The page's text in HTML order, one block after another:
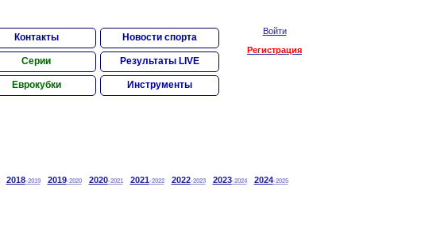
Контакты Новости спорта
Серии Результаты LIVE
Еврокубки Инструменты
Войти
Регистрация
2018-2019 2019-2020 2020-2021 2021-2022 2022-2023 2023-2024 2024-2025